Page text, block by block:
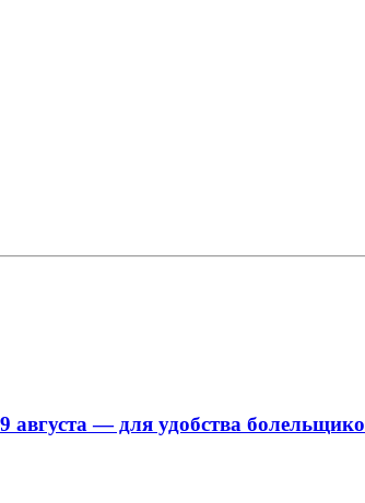
августа — для удобства